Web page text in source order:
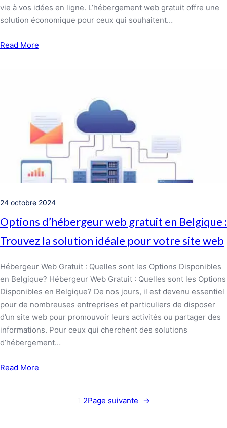
vie à vos idées en ligne. L’hébergement web gratuit offre une
solution économique pour ceux qui souhaitent…
Read More
24 octobre 2024
Options d’hébergeur web gratuit en Belgique :
Trouvez la solution idéale pour votre site web
Hébergeur Web Gratuit : Quelles sont les Options Disponibles
en Belgique? Hébergeur Web Gratuit : Quelles sont les Options
Disponibles en Belgique? De nos jours, il est devenu essentiel
pour de nombreuses entreprises et particuliers de disposer
d’un site web pour promouvoir leurs activités ou partager des
informations. Pour ceux qui cherchent des solutions
d’hébergement…
Read More
2Page suivante →